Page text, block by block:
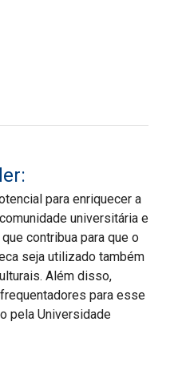
para enriquecer a
universitária e
contribua para que o
seja utilizado também
Além disso,
para esse
pela Universidade